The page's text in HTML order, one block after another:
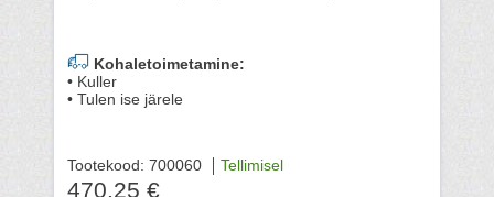
Kohaletoimetamine:
• Kuller
• Tulen ise järele
Tootekood: 700060 Tellimisel
470.25 €